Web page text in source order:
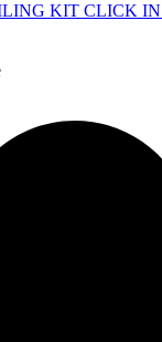
KIT CLICK IN